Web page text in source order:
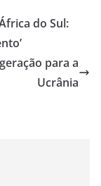
do Sul:
para a
Ucrânia